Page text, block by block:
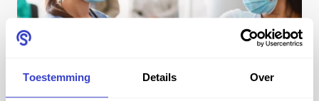
Toestemming Details Over